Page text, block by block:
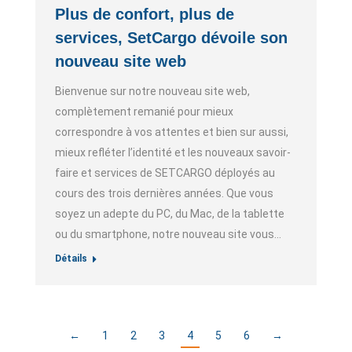
Plus de confort, plus de
services, SetCargo dévoile son
nouveau site web
Bienvenue sur notre nouveau site web,
complètement remanié pour mieux
correspondre à vos attentes et bien sur aussi,
mieux refléter l’identité et les nouveaux savoir-
faire et services de SETCARGO déployés au
cours des trois dernières années. Que vous
soyez un adepte du PC, du Mac, de la tablette
ou du smartphone, notre nouveau site vous…
Détails
← 1 2 3 4 5 6 →